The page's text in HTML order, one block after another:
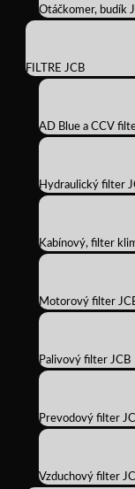
Otáčkomer, budík
FILTRE JCB
AD Blue a CCV
Hydraulický filter
Kabínový, filter
Motorový filter
Palivový filter JCB
Prevodový filter
Vzduchový filter